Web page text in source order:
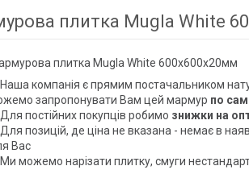
плитка Mugla White
плитка Mugla White 600х600х20мм
Наша компанія є прямим постачальником
запропонувати Вам цей мармур по
Для постійних покупців робимо знижки на
Для позицій, де ціна не вказана - немає в
Вас
Ми можемо нарізати плитку, смуги